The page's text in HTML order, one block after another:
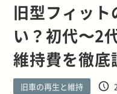
旧型フィット
い？初代〜2
維持費を徹底
旧車の再生と維持